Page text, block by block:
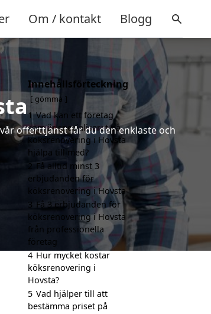
Om / kontakt Blogg
offerttjänst får du den enklaste och
Innehållsförteckning
gömma
1 Vad kan ett företag
som är specialiserat på
köksrenovering i Hovsta
hjälpa till med?
2 Få alltid minst 3
erbjudanden för
köksrenovering i Hovsta
3 Få 3 erbjudanden för
köksrenovering i Hovsta
från professionella
företag
4 Hur mycket kostar
köksrenovering i
Hovsta?
5 Vad hjälper till att
bestämma priset på